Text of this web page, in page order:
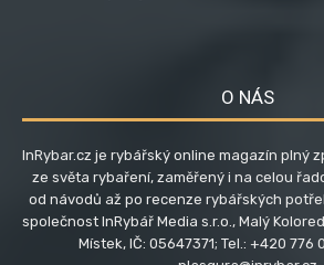
O NÁS
InRybar.cz je rybářský online magazín plný
ze světa rybaření, zaměřený i na celou
od návodů až po recenze rybářských
společnost InRybář Media s.r.o., Malý
Místek, IČ: 05647371; Tel.: +420 776